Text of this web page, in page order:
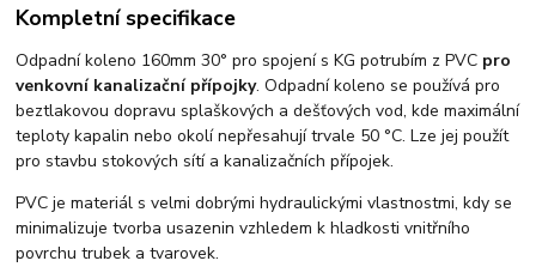
Kompletní specifikace
Odpadní koleno 160mm 30° pro spojení s KG potrubím z PVC pro
venkovní kanalizační přípojky. Odpadní koleno se používá pro
beztlakovou dopravu splaškových a dešťových vod, kde maximální
teploty kapalin nebo okolí nepřesahují trvale 50 °C. Lze jej použít
pro stavbu stokových sítí a kanalizačních přípojek.
PVC je materiál s velmi dobrými hydraulickými vlastnostmi, kdy se
minimalizuje tvorba usazenin vzhledem k hladkosti vnitřního
povrchu trubek a tvarovek.